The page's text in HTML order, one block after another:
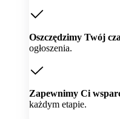
Oszczędzimy Twój
ogłoszenia.
Zapewnimy Ci
każdym etapie.